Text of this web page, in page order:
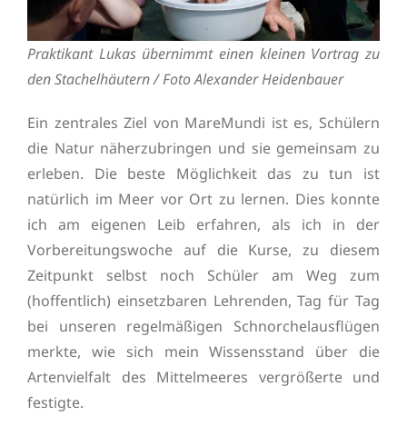
Praktikant Lukas übernimmt einen kleinen Vortrag zu
den Stachelhäutern / Foto Alexander Heidenbauer
Ein zentrales Ziel von MareMundi ist es, Schülern
die Natur näherzubringen und sie gemeinsam zu
erleben. Die beste Möglichkeit das zu tun ist
natürlich im Meer vor Ort zu lernen. Dies konnte
ich am eigenen Leib erfahren, als ich in der
Vorbereitungswoche auf die Kurse, zu diesem
Zeitpunkt selbst noch Schüler am Weg zum
(hoffentlich) einsetzbaren Lehrenden, Tag für Tag
bei unseren regelmäßigen Schnorchelausflügen
merkte, wie sich mein Wissensstand über die
Artenvielfalt des Mittelmeeres vergrößerte und
festigte.